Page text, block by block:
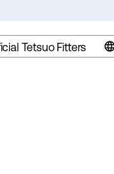
Tetsuo Fitters